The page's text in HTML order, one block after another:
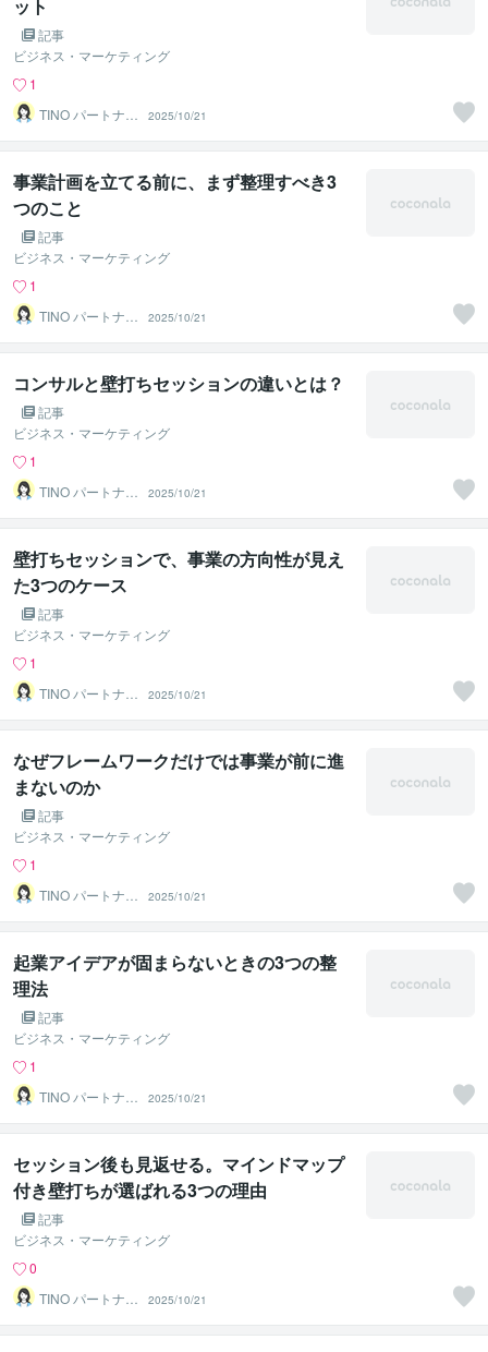
ット
記事
ビジネス・マーケティング
1
TINO パートナー
2025/10/21
事業計画を立てる前に、まず整理すべき3
つのこと
記事
ビジネス・マーケティング
1
TINO パートナー
2025/10/21
コンサルと壁打ちセッションの違いとは？
記事
ビジネス・マーケティング
1
TINO パートナー
2025/10/21
壁打ちセッションで、事業の方向性が見え
た3つのケース
記事
ビジネス・マーケティング
1
TINO パートナー
2025/10/21
なぜフレームワークだけでは事業が前に進
まないのか
記事
ビジネス・マーケティング
1
TINO パートナー
2025/10/21
起業アイデアが固まらないときの3つの整
理法
記事
ビジネス・マーケティング
1
TINO パートナー
2025/10/21
セッション後も見返せる。マインドマップ
付き壁打ちが選ばれる3つの理由
記事
ビジネス・マーケティング
0
TINO パートナー
2025/10/21